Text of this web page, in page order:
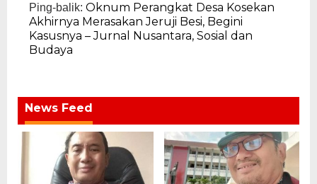
Ping-balik: Oknum Perangkat Desa Kosekan
Akhirnya Merasakan Jeruji Besi, Begini
Kasusnya – Jurnal Nusantara, Sosial dan
Budaya
News Feed